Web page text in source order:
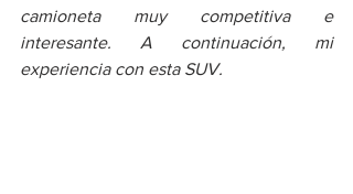
camioneta muy competitiva e
interesante. A continuación, mi
experiencia con esta SUV.